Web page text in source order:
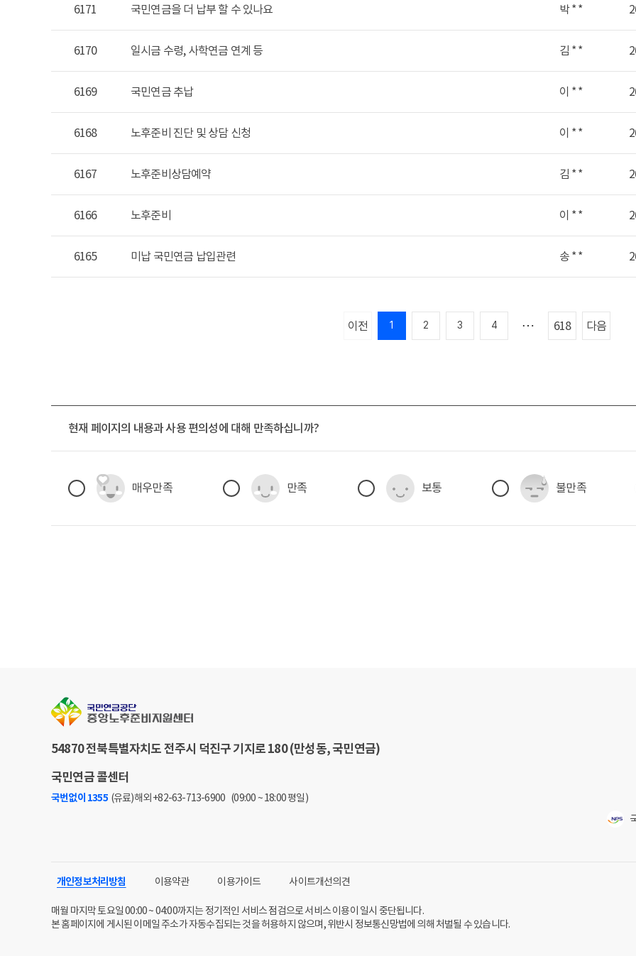
6171 국민연금을 더 납부 할 수 있나요 박 * *
6170 일시금 수령, 사학연금 연계 등 김 * *
6169 국민연금 추납 이 * *
6168 노후준비 진단 및 상담 신청 이 * *
6167 노후준비상담예약 김 * *
6166 노후준비 이 * *
6165 미납 국민연금 납입관련 송 * *
이전 1 2 3 4 618 다음
현재 페이지의 내용과 사용 편의성에 대해 만족하십니까?
현재페이지 만족도 조사
매우만족
만족 보통 불만족
54870 전북특별자치도 전주시 덕진구 기지로 180 (만성동, 국민연금)
국민연금 콜센터
국번없이 1355 (유료)해외 +82-63-713-6900 (09:00 ~ 18:00 평일)
개인정보처리방침 이용약관 이용가이드 사이트개선의견
매월 마지막 토요일 00:00 ~ 04:00까지는 정기적인 서비스 점검으로 서비스 이용이 일시 중단됩니다.
본 홈페이지에 게시된 이메일 주소가 자동수집되는 것을 허용하지 않으며, 위반시 정보통신망법에 의해 처벌될 수 있습니다.